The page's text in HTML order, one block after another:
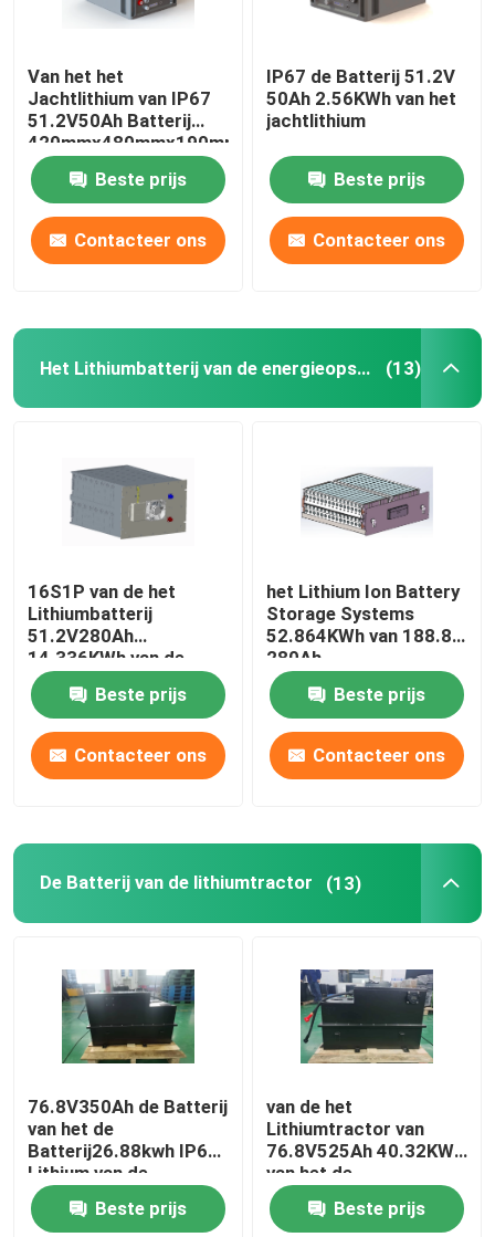
Producten
Fabrieksreis
Contacteer ons
Verzoek om een Citaat
De Batterij van het vorkheftrucklithium
De Batterij van het jachtlithium
Het Lithiumbatterij van de energieopslag
De Batterij van de lithiumtractor
Laderbatterij
Graafwerktuig Battery
Het Lithiumbatterij van de golfkar
Van het het
Jachtlithium van IP67
51.2V50Ah Batterij
420mmx480mmx190mm
Beste prijs
Contacteer ons
IP67 de Batterij 51.2V
50Ah 2.56KWh van het
jachtlithium
Beste prijs
Contacteer ons
Het Lithiumbatterij van de energieopslag (13)
16S1P van de het
Lithiumbatterij
51.2V280Ah
14.336KWh van de
energieopslag het
Systeem van de de
Energieopslag
Beste prijs
Contacteer ons
het Lithium Ion Battery
Storage Systems
52.864KWh van 188.8V
280Ah
Beste prijs
Contacteer ons
De Batterij van de lithiumtractor (13)
76.8V350Ah de Batterij
van het de
Batterij26.88kwh IP67
Lithium van de
lithiumtractor
Beste prijs
van de het
Lithiumtractor van
76.8V525Ah 40.32KWh
van het de
Batterijlithium het
IjzerfosfaatBeste prijs